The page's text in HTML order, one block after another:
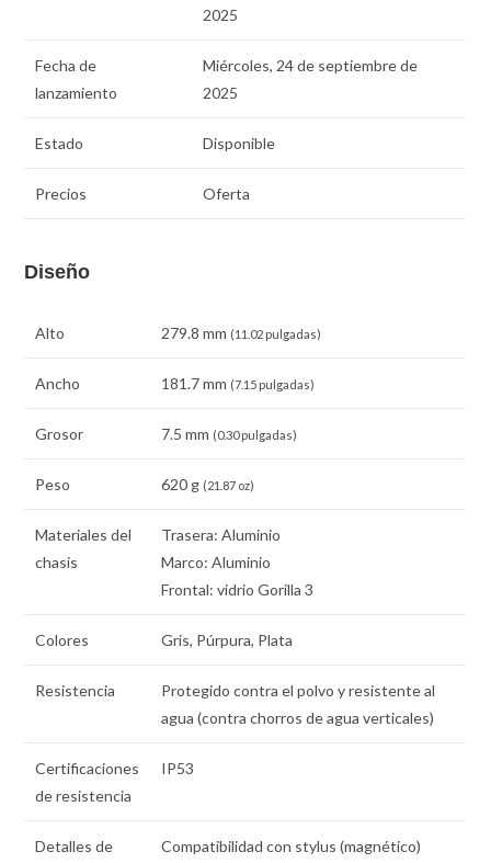
2025
Fecha de
lanzamiento
Miércoles, 24 de septiembre de
2025
Estado Disponible
Precios Oferta
Diseño
Alto 279.8 mm (11.02 pulgadas)
Ancho 181.7 mm (7.15 pulgadas)
Grosor 7.5 mm (0.30 pulgadas)
Peso 620 g (21.87 oz)
Materiales del
chasis
Trasera: Aluminio
Marco: Aluminio
Frontal: vidrio Gorilla 3
Colores Gris, Púrpura, Plata
Resistencia
Protegido contra el polvo y resistente al
agua (contra chorros de agua verticales)
Certificaciones
de resistencia
IP53
Detalles de
Compatibilidad con stylus (magnético)